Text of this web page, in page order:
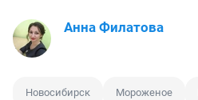
Анна Филатова
Новосибирск Мороженое